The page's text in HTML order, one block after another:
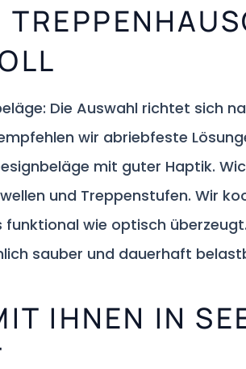
Die Auswahl richtet sich
wir abriebfeste
mit guter Haptik.
und Treppenstufen. Wir
wie optisch
sauber und dauerhaft
IHNEN IN